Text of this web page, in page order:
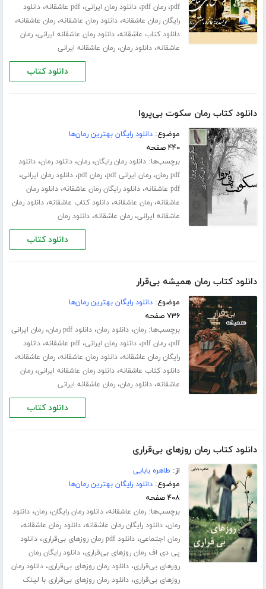
pdf،رمان pdf ،دانلود رمان ایرانی،pdf عاشقانه ،دانلود
رایگان رمان عاشقانه،دانلود رمان عاشقانه،رمان عاشقانه،
دانلود کتاب عاشقانه،دانلود رمان عاشقانه ایرانی،رمان
عاشقانه،دانلود رمان،رمان عاشقانه ایرانی
دانلود کتاب
دانلود کتاب رمان سکوت بی‌پروا
موضوع:دانلود رایگان بهترین رمان‌ها
۴۴۰ صفحه
برچسب‌ها:دانلود رمان رایگان،رمان،دانلود رمان،دانلود
pdf رمان
،رمان ایرانی pdf ،رمان pdf ،دانلود رمان ایرانی،
pdf عاشقانه ،دانلود رایگان رمان عاشقانه،دانلود رمان
عاشقانه،رمان عاشقانه،دانلود کتاب عاشقانه،دانلود رمان
عاشقانه ایرانی،رمان عاشقانه،دانلود رمان
دانلود کتاب
دانلود کتاب رمان همیشه بی‌قرار
موضوع:دانلود رایگان بهترین رمان‌ها
۷۳۶ صفحه
برچسب‌ها:رمان،دانلود رمان،دانلود pdf رمان ،رمان ایرانی
pdf،رمان pdf ،دانلود رمان ایرانی،pdf عاشقانه ،دانلود
رایگان رمان عاشقانه،دانلود رمان عاشقانه،رمان عاشقانه،
دانلود کتاب عاشقانه،دانلود رمان عاشقانه ایرانی،رمان
عاشقانه،دانلود رمان،رمان عاشقانه ایرانی
دانلود کتاب
دانلود کتاب رمان روزهای بی‌قراری
از: طاهره بابایی
موضوع:دانلود رایگان بهترین رمان‌ها
۴۰۸ صفحه
برچسب‌ها:رمان عاشقانه،دانلود رمان رایگان،رمان،دانلود
رمان،دانلود رایگان رمان عاشقانه،دانلود رمان عاشقانه،
رمان اجتماعی،دانلود pdf رمان روزهای بی‌قراری ،دانلود
پی دی اف رمان روزهای بی‌قراری،دانلود رایگان رمان
روزهای بی‌قراری،دانلود رمان روزهای بی‌قراری،دانلود رمان
روزهای بی‌قراری،دانلود رمان روزهای بی‌قراری با لینک